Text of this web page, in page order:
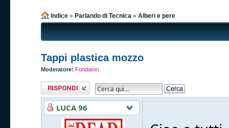
Indice » Parlando di Tecnica » Alberi e pere
Tappi plastica mozzo
Moderatore: Fondatori
Rispondi al
messaggio
LUCA 96